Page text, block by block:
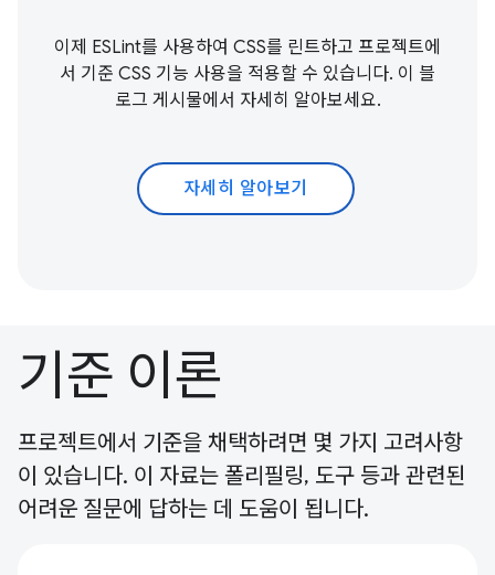
이제 ESLint를 사용하여 CSS를 린트하고 프로젝트에
서 기준 CSS 기능 사용을 적용할 수 있습니다. 이 블
로그 게시물에서 자세히 알아보세요.
자세히 알아보기
기준 이론
프로젝트에서 기준을 채택하려면 몇 가지 고려사항
이 있습니다. 이 자료는 폴리필링, 도구 등과 관련된
어려운 질문에 답하는 데 도움이 됩니다.